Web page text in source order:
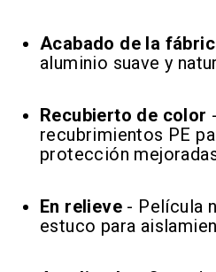
Acabado de la
aluminio suave y
Recubierto de color
recubrimientos PE
protección
En relieve - Película
estuco para